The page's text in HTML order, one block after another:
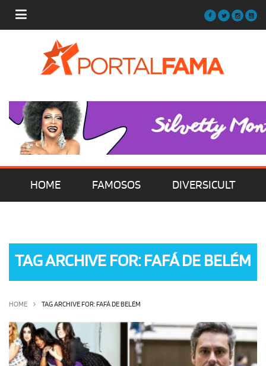
HOME FAMOSOS DIVERSICULT
OLHA ISSO! EU QUERO!
TAG ARCHIVE FOR: FAFÁ DE BELÉM
HOME TAG ARCHIVE FOR: FAFÁ DE BELÉM